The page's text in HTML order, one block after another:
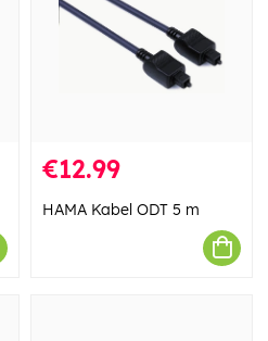
€12.99
HAMA Kabel ODT 5 m